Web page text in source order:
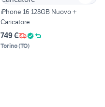
iPhone 16 128GB Nuovo +
Caricatore
749 €
Torino(TO)